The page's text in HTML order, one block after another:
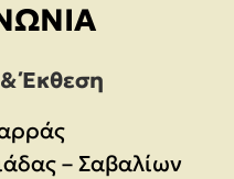
Έκθεση
– Σαβαλίων